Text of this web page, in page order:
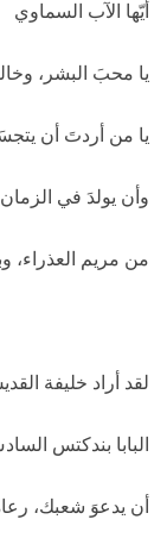
أيّها الآب السماوي
يا محبَ البشر،
يا من أردتَ أن
وأن يولدَ في
من مريم العذراء،
لقد أراد خليفة
البابا بندكتس
أن يدعوَ شعبك،